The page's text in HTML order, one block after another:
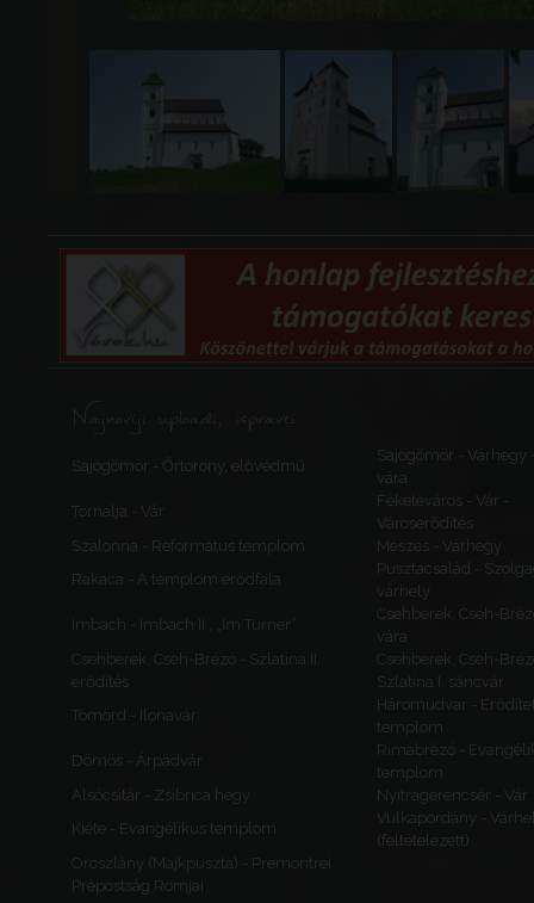
Najnoviji uploadi, ispravci
Sajógömör - Őrtorony, elővédmű
Sajógömör - Várhegy
vára
Tornalja - Vár
Feketeváros - Vár -
Városerődítés
Szalonna - Református templom
Meszes - Várhegy
Rakaca - A templom erődfala
Pusztacsalád -
várhely
Imbach - Imbach II., „Im Turner”
Csehberek, Cseh-
vára
Csehberek, Cseh-Brézó - Szlatina II.
erődítés
Csehberek, Cseh-
Szlatina I. sáncvár
Tömörd - Ilonavár
Háromudvar -
templom
Dömös - Árpádvár
Rimabrézó -
templom
Alsócsitár - Zsibrica hegy
Nyitragerencsér - Vár
Kiéte - Evangélikus templom
Vulkapordány -
(feltételezett)
Oroszlány (Majkpuszta) - Premontrei
Prépostság Romjai